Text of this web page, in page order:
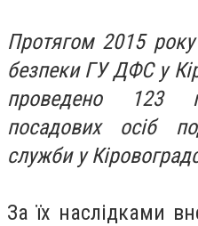
Протягом 2015 року
безпеки ГУ ДФС у
проведено 123
посадових осіб
служби у
За їх наслідками